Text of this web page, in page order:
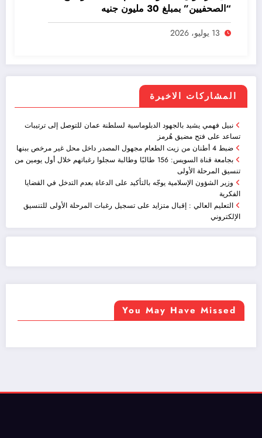
“الصحفيين” بمبلغ 30 مليون جنيه
13 يوليو، 2026
المشاركات الاخيرة
نبيل فهمي يشيد بالجهود الدبلوماسية لسلطنة عمان للتوصل إلى ترتيبات
تساعد على فتح مضيق هُرمز
ضبط 4 أطنان من زيت الطعام مجهول المصدر داخل محل غير مرخص ببنها
بجامعة قناة السويس: 156 طالبًا وطالبة سجلوا رغباتهم خلال أول يومين من
تنسيق المرحلة الأولى
وزير الشؤون الإسلامية يوجّه بالتأكيد على الدعاة بعدم التدخل في القضايا
الفكرية
التعليم العالي : إقبال متزايد على تسجيل رغبات المرحلة الأولى للتنسيق
الإلكتروني
You May Have Missed